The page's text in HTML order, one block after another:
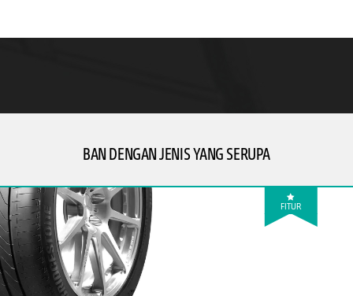
BAN DENGAN JENIS YANG SERUPA
FITUR